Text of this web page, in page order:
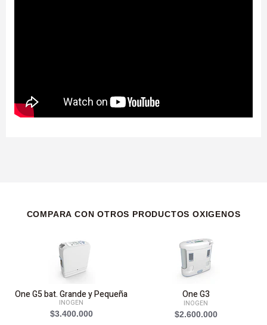
COMPARA CON OTROS PRODUCTOS OXIGENOS
One G5 bat. Grande y Pequeña
INOGEN
$3.400.000
One G3
INOGEN
$2.600.000